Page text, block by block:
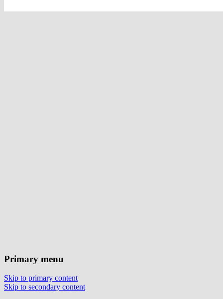
Primary menu
Skip to primary content
Skip to secondary content